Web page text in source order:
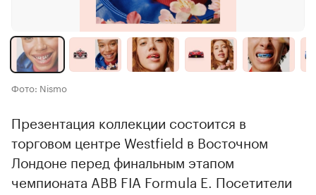
Фото: Nismo
Презентация коллекции состоится в
торговом центре Westfield в Восточном
Лондоне перед финальным этапом
чемпионата ABB FIA Formula E. Посетители